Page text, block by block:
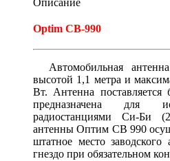
Описание
Optim CB-990
Автомобильная
высотой 1,1 метра и
Вт. Антенна поставляется
предназначена для
радиостанциями Си-Би
антенны Оптим CB 990
штатное место заводского
гнездо при обязательном